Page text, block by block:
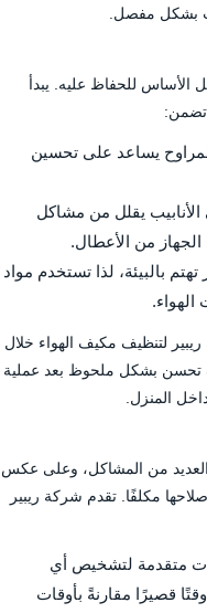
بشكل مفصل.
الأساس للحفاظ عليه. يبدأ
تضمن:
يساعد على تحسين
الأنابيب يقلل من مشاكل
الجهاز من الأعطال.
بالبيئة، لذا تستخدم مواد
لتنظيف مكيف الهواء خلال
تحسن بشكل ملحوظ بعد عملية
المنزل.
العديد من المشاكل، وعلى عكس
مكلفًا. تقدم شركة ريبير
متقدمة لتشخيص أي
قصيرًا مقارنةً بأوقات